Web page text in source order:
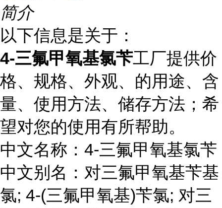
简介
以下信息是关于：
4-三氟甲氧基氯苄工厂提供价
格、规格、外观、的用途、含
量、使用方法、储存方法；希
望对您的使用有所帮助。
中文名称：4-三氟甲氧基氯苄
中文别名：对三氟甲氧基苄基
氯; 4-(三氟甲氧基)苄氯; 对三